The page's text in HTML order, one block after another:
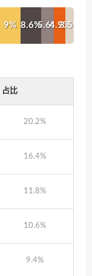
9% 8.6%5.6%4.9%
3.5%
占比
20.2%
16.4%
11.8%
10.6%
9.4%